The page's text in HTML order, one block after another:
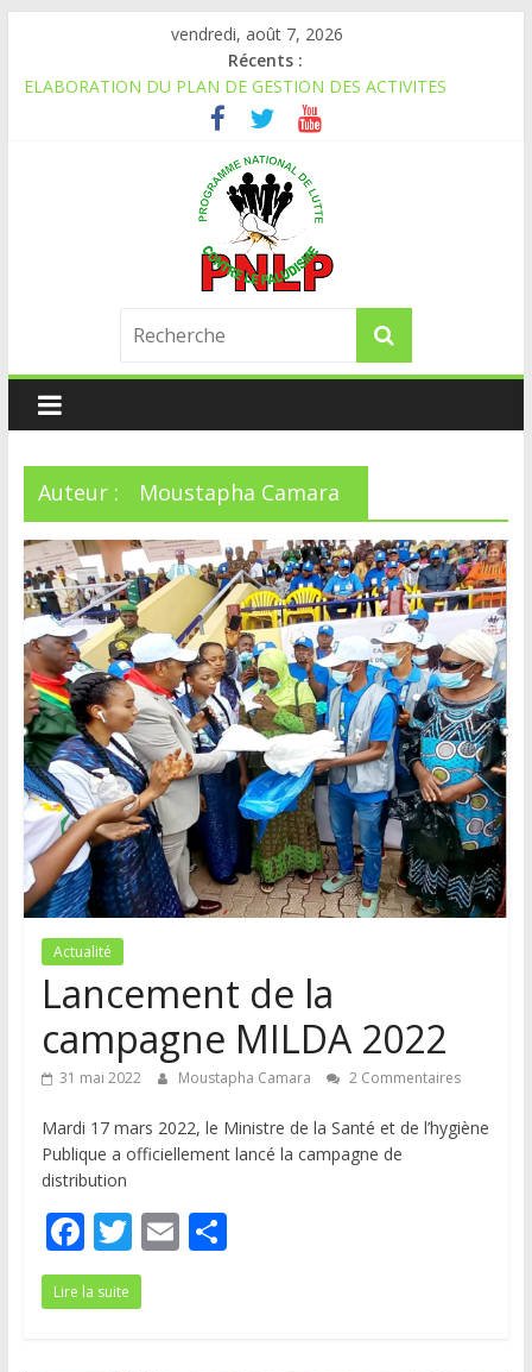
vendredi, août 7, 2026
Récents :
ELABORATION DU PLAN DE GESTION DES ACTIVITES
TRANSFRONTALIERES DE LUTTE CONTRE LE PALUDISME
AVIS PUBLIC D’APPEL D’OFFRES A CANDIDATS NATIONAUX
APPEL A CANDIDATURE
AVIS D’APPEL D’OFFRES NATIONAL
Auteur : Moustapha Camara
Actualité
Lancement de la
campagne MILDA 2022
31 mai 2022 Moustapha Camara 2 Commentaires
Mardi 17 mars 2022, le Ministre de la Santé et de l’hygiène
Publique a officiellement lancé la campagne de
distribution
F
ac
e
T
w
itt
E P
Lire la suite